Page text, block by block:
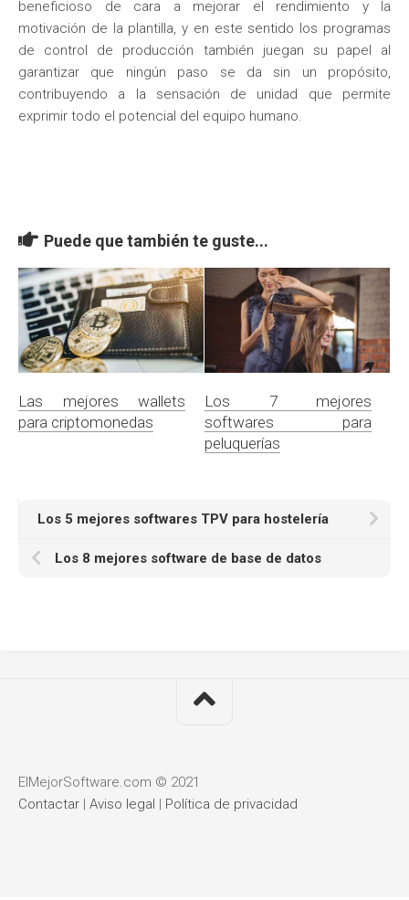
beneficioso de cara a mejorar el rendimiento y la
motivación de la plantilla, y en este sentido los programas
de control de producción también juegan su papel al
garantizar que ningún paso se da sin un propósito,
contribuyendo a la sensación de unidad que permite
exprimir todo el potencial del equipo humano.
Puede que también te guste...
Las mejores wallets
para criptomonedas
Los 7 mejores
softwares para
peluquerías
Los 5 mejores softwares TPV para hostelería
Los 8 mejores software de base de datos
ElMejorSoftware.com © 2021
Contactar | Aviso legal | Política de privacidad